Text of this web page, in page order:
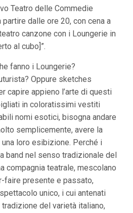
Teatro delle Commedie
dalle ore 20, con cena a
canzone con i Loungerie in
al cubo]”.
fanno i Loungerie?
Oppure sketches
capire appieno l’arte di questi
in coloratissimi vestiti
nomi esotici, bisogna andare
semplicemente, avere la
loro esibizione. Perché i
band nel senso tradizionale del
compagnia teatrale, mescolano
faire presente e passato,
unico, i cui antenati
del varietà italiano,